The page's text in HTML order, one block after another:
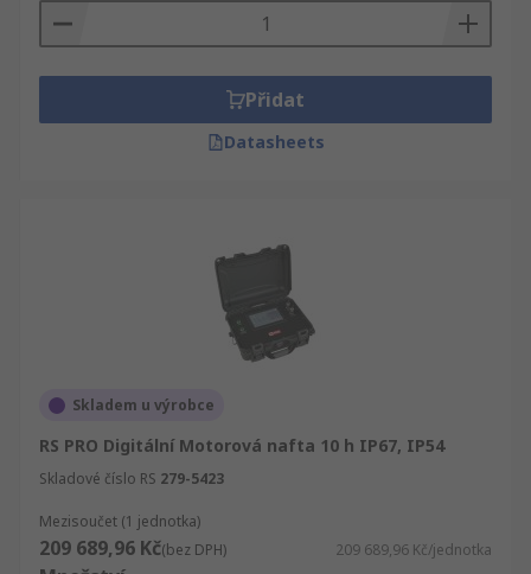
Přidat
Datasheets
Skladem u výrobce
RS PRO Digitální Motorová nafta 10 h IP67, IP54
Skladové číslo RS 279-5423
Mezisoučet (1 jednotka)
209 689,96 Kč(bez DPH) 209 689,96 Kč/jednotka